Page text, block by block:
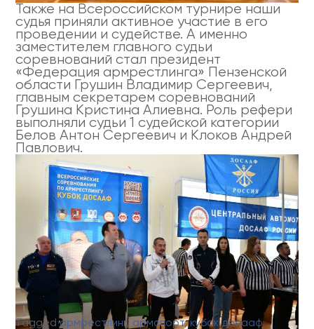
Также на Всероссийском турнире наши
судья приняли активное участие в его
проведении и судействе. А именно
заместителем главного судьи
соревнований стал президент
«Федерация армрестлинга» Пензенской
области Грушин Владимир Сергеевич,
главным секретарем соревнований
Грушина Кристина Алиевна. Роль рефери
выполняли судьи 1 судейской категории
Белов Антон Сергеевич и Клоков Андрей
Павлович.
Taggedармрестлинг, армспорт,кубок досааф